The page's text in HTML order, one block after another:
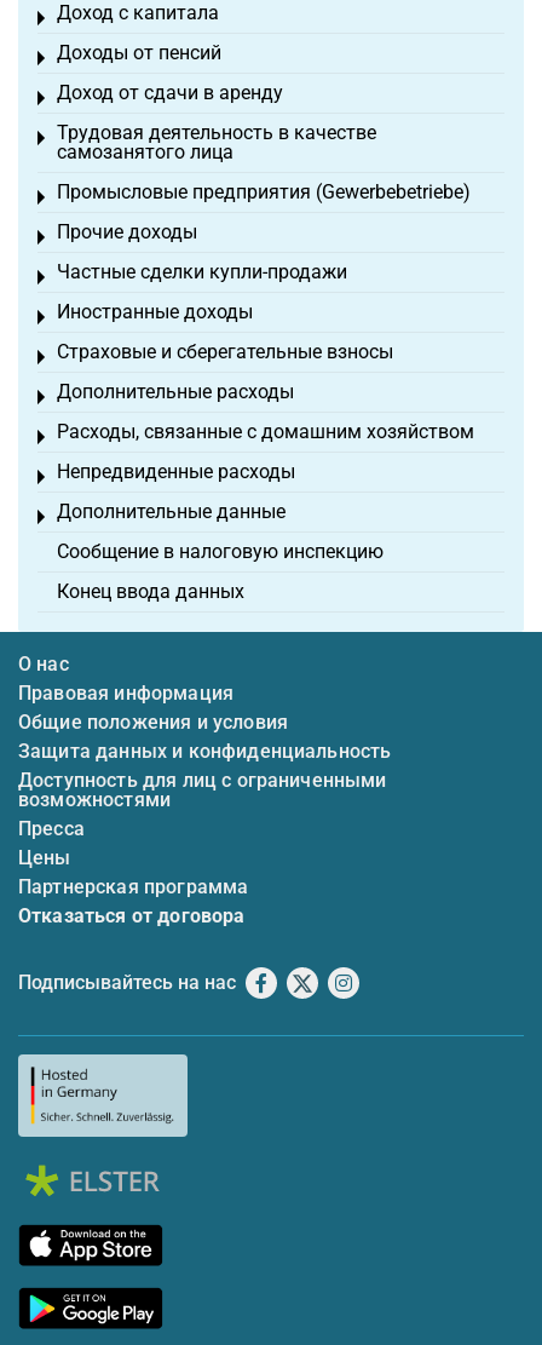
Доход с капитала
Toggle menu
Доходы от пенсий
Toggle menu
Доход от сдачи в аренду
Toggle menu
Трудовая деятельность в качестве
самозанятого лица
Toggle menu
Промысловые предприятия (Gewerbebetriebe)
Toggle menu
Прочие доходы
Toggle menu
Частные сделки купли-продажи
Toggle menu
Иностранные доходы
Toggle menu
Страховые и сберегательные взносы
Toggle menu
Дополнительные расходы
Toggle menu
Расходы, связанные с домашним хозяйством
Toggle menu
Непредвиденные расходы
Toggle menu
Дополнительные данные
Toggle menu
Сообщение в налоговую инспекцию
Конец ввода данных
О нас
Правовая информация
Общие положения и условия
Защита данных и конфиденциальность
Доступность для лиц с ограниченными
возможностями
Пресса
Цены
Партнерская программа
Отказаться от договора
Подписывайтесь на нас Facebook
X Instagram